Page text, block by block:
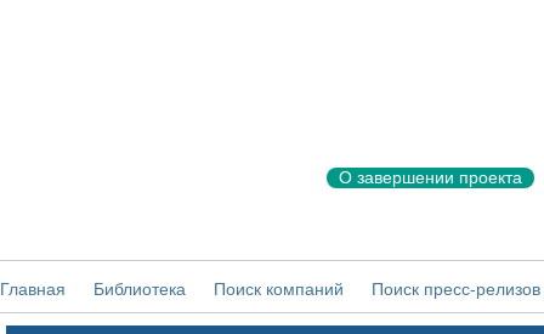
О завершении проекта
Главная Библиотека Поиск компаний Поиск пресс-релизов